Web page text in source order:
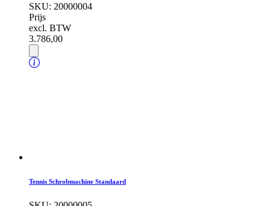
SKU: 20000004
Prijs
excl. BTW
3.786,00
Tennis Schrobmachine Standaard